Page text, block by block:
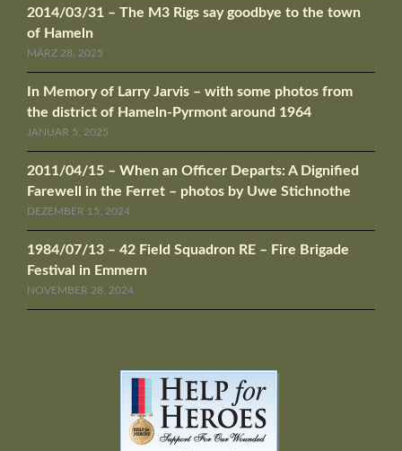
2014/03/31 – The M3 Rigs say goodbye to the town
of Hameln
MÄRZ 28, 2025
In Memory of Larry Jarvis – with some photos from
the district of Hameln-Pyrmont around 1964
JANUAR 5, 2025
2011/04/15 – When an Officer Departs: A Dignified
Farewell in the Ferret – photos by Uwe Stichnothe
DEZEMBER 15, 2024
1984/07/13 – 42 Field Squadron RE – Fire Brigade
Festival in Emmern
NOVEMBER 28, 2024